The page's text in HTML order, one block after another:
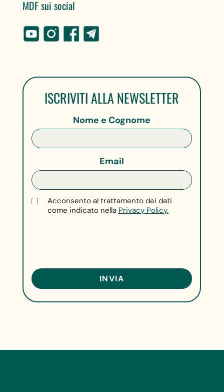
MDF sui social
ISCRIVITI ALLA NEWSLETTER
Nome e Cognome
Email
Acconsento al trattamento dei dati
come indicato nella Privacy Policy.